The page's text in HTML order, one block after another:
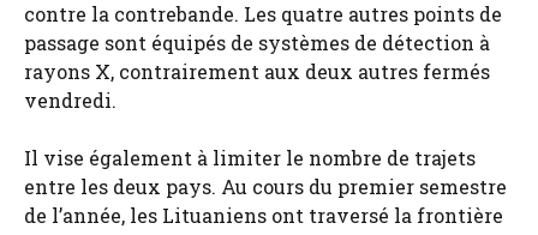
contre la contrebande. Les quatre autres points de
passage sont équipés de systèmes de détection à
rayons X, contrairement aux deux autres fermés
vendredi.
Il vise également à limiter le nombre de trajets
entre les deux pays. Au cours du premier semestre
de l’année, les Lituaniens ont traversé la frontière